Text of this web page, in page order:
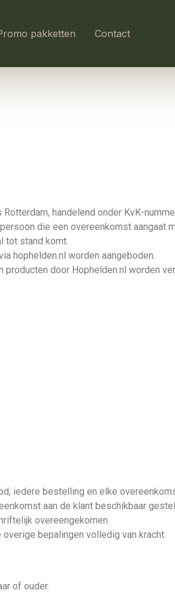
pakketten Contact
handelend onder KvK-
die een overeenkomst aangaat
tot stand komt.
hophelden.nl worden aangeboden.
door Hophelden.nl worden
iedere bestelling en elke
aan de klant beschikbaar
overeengekomen.
bepalingen volledig van kracht.
of ouder.